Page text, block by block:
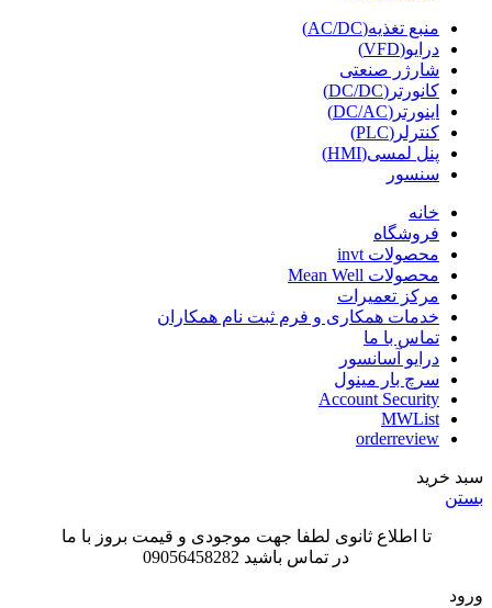
منبع تغذیه(AC/DC)
درایو(VFD)
شارژر صنعتی
کانورتر(DC/DC)
اینورتر(DC/AC)
کنترلر(PLC)
پنل لمسی(HMI)
سنسور
خانه
فروشگاه
محصولات invt
محصولات Mean Well
مرکز تعمیرات
خدمات همکاری و فرم ثبت نام همکاران
تماس با ما
درایو آسانسور
سرچ بار مینول
Account Security
MWList
orderreview
سبد خرید
بستن
تا اطلاع ثانوی لطفا جهت موجودی و قیمت بروز با ما
در تماس باشید 09056458282
ورود